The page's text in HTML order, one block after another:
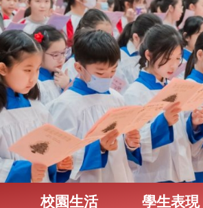
校園生活 學生表現